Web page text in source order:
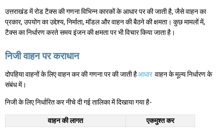
उत्तराखंड में रोड टैक्स की गणना विभिन्न कारकों के आधार पर की जाती है, जैसे वाहन का
प्रकार, उपयोग का उद्देश्य, निर्माता, मॉडल और वाहन की बैठने की क्षमता। कुछ मामलों में,
टैक्स का निर्धारण करते समय इंजन की क्षमता पर भी विचार किया जाता है।
निजी वाहन पर कराधान
दोपहिया वाहनों के लिए वाहन कर की गणना पर की जाती हैआधार वाहन के मूल्य निर्धारण के
संबंध में।
निजी के लिए निर्धारित कर नीचे दी गई तालिका में दिखाया गया है-
वाहन की लागत
एकमुश्त कर